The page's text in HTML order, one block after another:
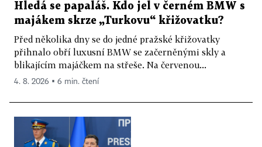
Hledá se papaláš. Kdo jel v černém BMW s
majákem skrze „Turkovu“ křižovatku?
Před několika dny se do jedné pražské křižovatky
přihnalo obří luxusní BMW se začerněnými skly a
blikajícím majáčkem na střeše. Na červenou...
4. 8. 2026 ▪ 6 min. čtení